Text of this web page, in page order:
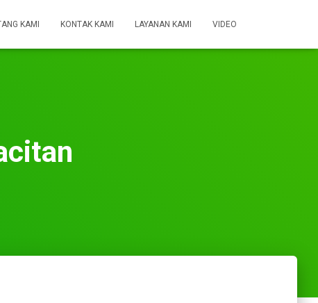
KAMI KONTAK KAMI LAYANAN KAMI VIDEO